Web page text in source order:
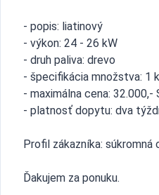
- popis: liatinový
- výkon: 24 - 26 kW
- druh paliva: drevo
- špecifikácia množstva: 1
- maximálna cena: 32.000,-
- platnosť dopytu: dva
Profil zákazníka: súkromná
Ďakujem za ponuku.